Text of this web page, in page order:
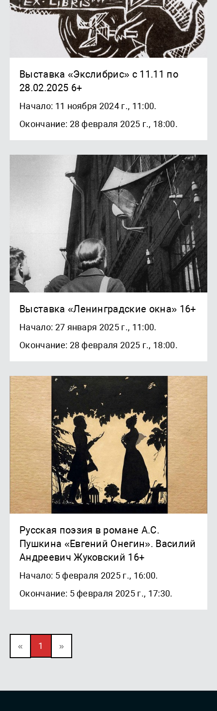
Выставка «Экслибрис» с 11.11 по
28.02.2025 6+
Начало: 11 ноября 2024 г., 11:00.
Окончание: 28 февраля 2025 г., 18:00.
Выставка «Ленинградские окна» 16+
Начало: 27 января 2025 г., 11:00.
Окончание: 28 февраля 2025 г., 18:00.
Русская поэзия в романе А.С.
Пушкина «Евгений Онегин». Василий
Андреевич Жуковский 16+
Начало: 5 февраля 2025 г., 16:00.
Окончание: 5 февраля 2025 г., 17:30.
« 1 »